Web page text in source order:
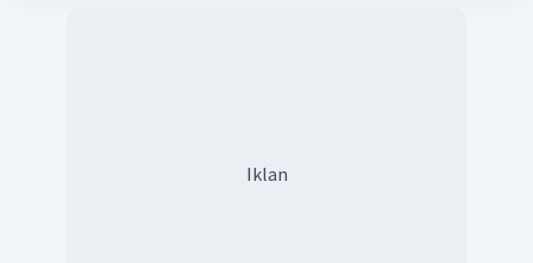
Iklan